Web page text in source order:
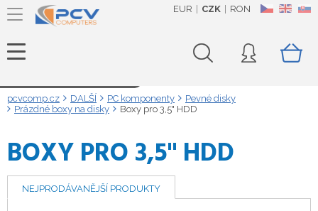
CZ EN SK
EUR CZK RON
pcvcomp.cz DALŠÍ PC komponenty
Pevné disky
Prázdné boxy na disky
Boxy pro 3,5" HDD
BOXY PRO 3,5" HDD
NEJPRODÁVANĚJŠÍ PRODUKTY